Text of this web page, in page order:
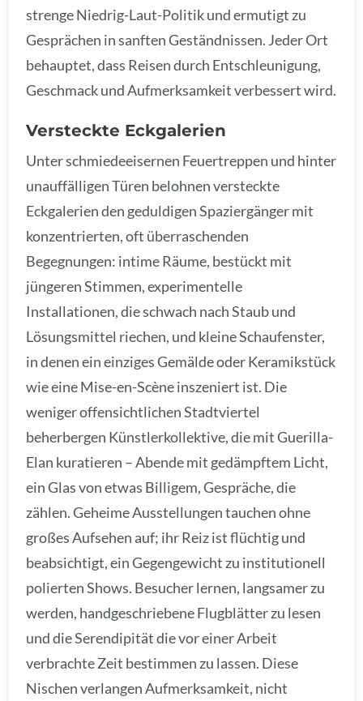
strenge Niedrig-Laut-Politik und ermutigt zu
Gesprächen in sanften Geständnissen. Jeder Ort
behauptet, dass Reisen durch Entschleunigung,
Geschmack und Aufmerksamkeit verbessert wird.
Versteckte Eckgalerien
Unter schmiedeeisernen Feuertreppen und hinter
unauffälligen Türen belohnen versteckte
Eckgalerien den geduldigen Spaziergänger mit
konzentrierten, oft überraschenden
Begegnungen: intime Räume, bestückt mit
jüngeren Stimmen, experimentelle
Installationen, die schwach nach Staub und
Lösungsmittel riechen, und kleine Schaufenster,
in denen ein einziges Gemälde oder Keramikstück
wie eine Mise-en-Scène inszeniert ist. Die
weniger offensichtlichen Stadtviertel
beherbergen Künstlerkollektive, die mit Guerilla-
Elan kuratieren – Abende mit gedämpftem Licht,
ein Glas von etwas Billigem, Gespräche, die
zählen. Geheime Ausstellungen tauchen ohne
großes Aufsehen auf; ihr Reiz ist flüchtig und
beabsichtigt, ein Gegengewicht zu institutionell
polierten Shows. Besucher lernen, langsamer zu
werden, handgeschriebene Flugblätter zu lesen
und die Serendipität die vor einer Arbeit
verbrachte Zeit bestimmen zu lassen. Diese
Nischen verlangen Aufmerksamkeit, nicht